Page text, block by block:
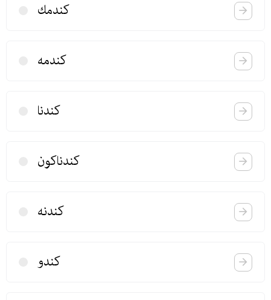
كندمك
كندمه
كندنا
كندناكون
كندنه
كندو